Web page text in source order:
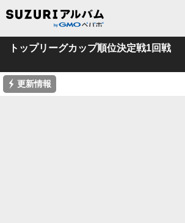
トップリーグカップ順位決定戦1回戦
⚡ 更新情報